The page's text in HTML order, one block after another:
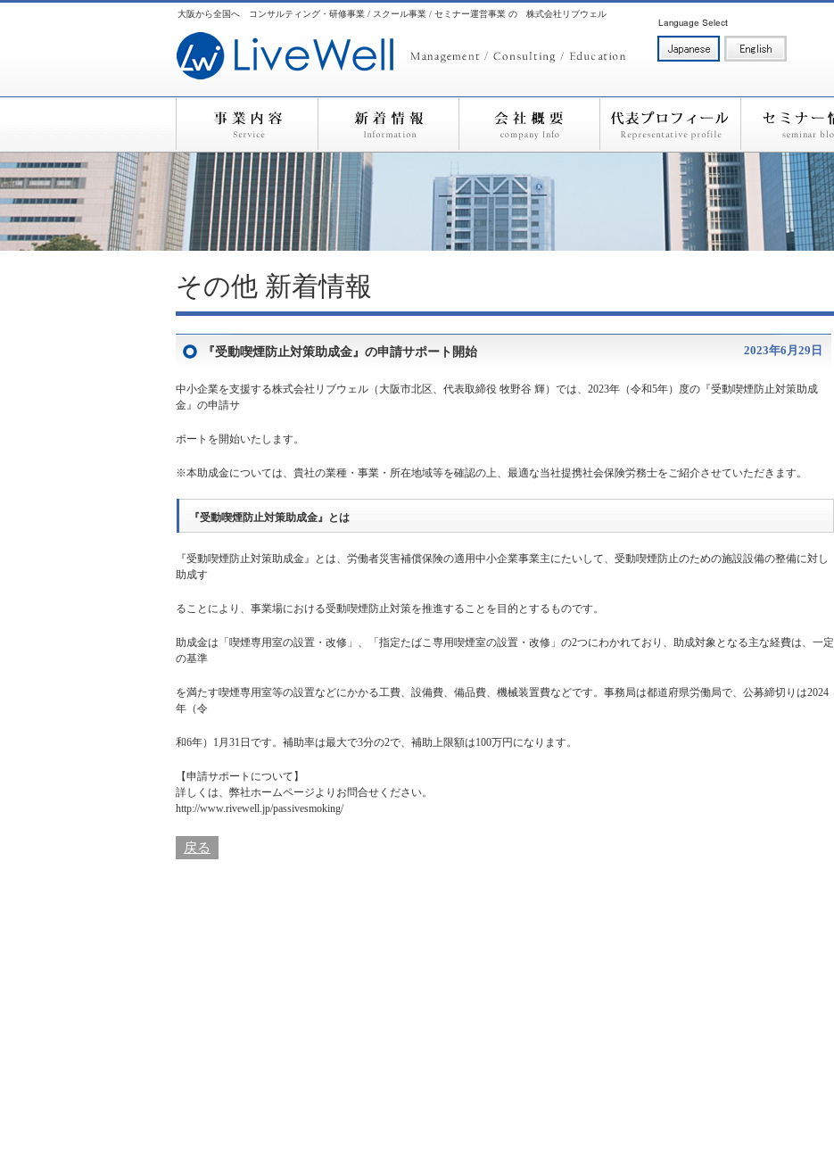
大阪から全国へ コンサルティング・研修事業 / スクール事業 / セミナー運営事業 の 株式会社リブウェル
その他 新着情報
『受動喫煙防止対策助成金』の申請サポート開始 2023年6月29日
中小企業を支援する株式会社リブウェル（大阪市北区、代表取締役 牧野谷 輝）では、2023年（令和5年）度の『受動喫煙防止対策助成
金』の申請サ
ポートを開始いたします。
※本助成金については、貴社の業種・事業・所在地域等を確認の上、最適な当社提携社会保険労務士をご紹介させていただきます。
『受動喫煙防止対策助成金』とは
『受動喫煙防止対策助成金』とは、労働者災害補償保険の適用中小企業事業主にたいして、受動喫煙防止のための施設設備の整備に対し
助成す
ることにより、事業場における受動喫煙防止対策を推進することを目的とするものです。
助成金は「喫煙専用室の設置・改修」、「指定たばこ専用喫煙室の設置・改修」の2つにわかれており、助成対象となる主な経費は、一定
の基準
を満たす喫煙専用室等の設置などにかかる工費、設備費、備品費、機械装置費などです。事務局は都道府県労働局で、公募締切りは2024
年（令
和6年）1月31日です。補助率は最大で3分の2で、補助上限額は100万円になります。
【申請サポートについて】
詳しくは、 弊社ホームページよりお問合せください。
http://www.rivewell.jp/passivesmoking/
戻る